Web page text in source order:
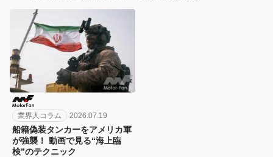
業界人コラム 2026.07.19
船籍偽装タンカーをアメリカ軍
が強襲！ 動画で見る“海上臨
検”のテクニック